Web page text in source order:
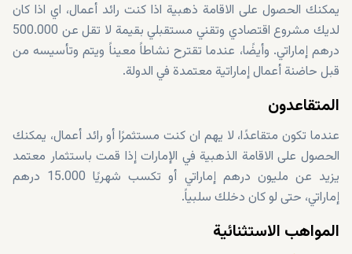
يمكنك الحصول على الاقامة ذهبية اذا كنت رائد أعمال، اي اذا كان
لديك مشروع اقتصادي وتقني مستقبلي بقيمة لا تقل عن 500.000
درهم إماراتي. وأيضًا، عندما تقترح نشاطاً معيناً ويتم وتأسيسه من
قبل حاضنة أعمال إماراتية معتمدة في الدولة.
المتقاعدون
عندما تكون متقاعدًا، لا يهم ان كنت مستثمرًا أو رائد أعمال، يمكنك
الحصول على الاقامة الذهبية في الإمارات إذا قمت باستثمار معتمد
يزيد عن مليون درهم إماراتي أو تكسب شهريًا 15.000 درهم
إماراتي، حتى لو كان دخلك سلبياً.
المواهب الاستثنائية